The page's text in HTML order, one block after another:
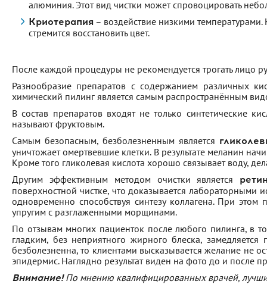
алюминия. Этот вид чистки может спровоцировать
Криотерапия – воздействие низкими
стремится восстановить цвет.
После каждой процедуры не рекомендуется трогать лицо
Разнообразие препаратов с содержанием различных
химический пилинг является самым распространённым
В состав препаратов входят не только синтетические
называют фруктовым.
Самым безопасным, безболезненным является
уничтожает омертвевшие клетки. В результате меланин
Кроме того гликолевая кислота хорошо связывает воду,
Другим эффективным методом очистки является
поверхностной чистке, что доказывается лабораторными
одновременно способствуя синтезу коллагена. При
упругим с разглаженными морщинами.
По отзывам многих пациенток после любого пилинга, в
гладким, без неприятного жирного блеска,
безболезненна, то клиентами высказывается желание не
эпидермис. Наглядно результат виден на фото до и после
Внимание!По мнению квалифицированных врачей,